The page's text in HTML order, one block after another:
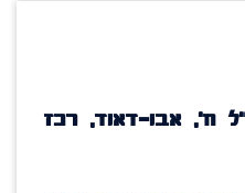
ח', אבו-דאוד, רכז